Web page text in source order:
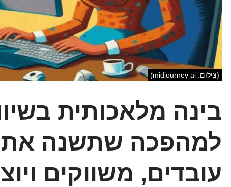
(צילום: midjourney ai)
בינה מלאכותית
למהפכה שתשנה את
עובדים, משווקים